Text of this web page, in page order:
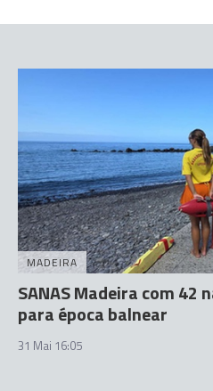
MADEIRA
SANAS Madeira com 42
para época balnear
31 Mai 16:05